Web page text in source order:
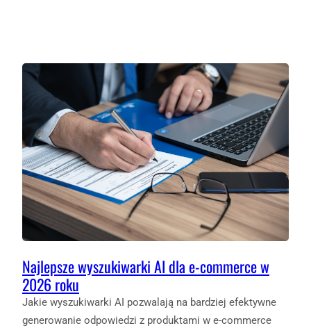
Najlepsze wyszukiwarki AI dla e-commerce w
2026 roku
Jakie wyszukiwarki AI pozwalają na bardziej efektywne
generowanie odpowiedzi z produktami w e-commerce